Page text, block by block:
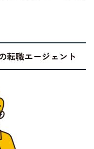
転職エージェント